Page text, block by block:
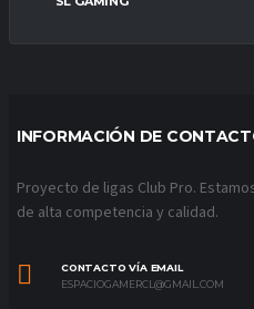
INFORMACIÓN DE
Proyecto de ligas Club Pro.
de alta competencia y calidad.
CONTACTO VÍA EMAIL
ESPACIOGAMERCL@GMAIL.COM